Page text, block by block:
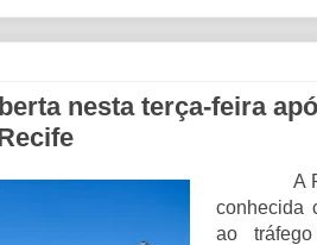
nesta terça-feira
A
conhecida
ao